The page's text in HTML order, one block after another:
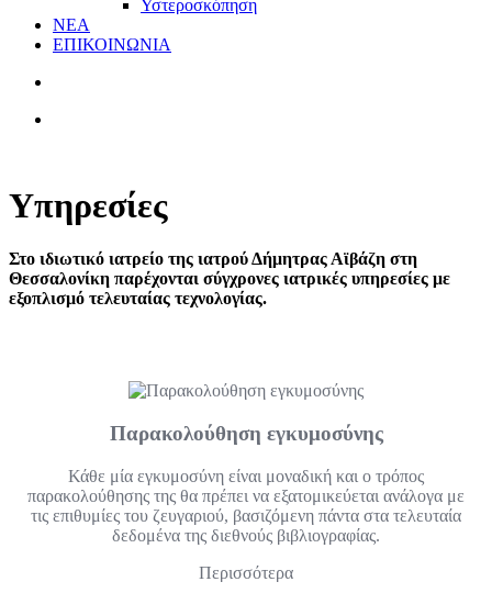
Υστεροσκόπηση
ΝΕΑ
ΕΠΙΚΟΙΝΩΝΙΑ
Υπηρεσίες
Στο ιδιωτικό ιατρείο της ιατρού Δήμητρας Αϊβάζη στη
Θεσσαλονίκη παρέχονται σύγχρονες ιατρικές υπηρεσίες με
εξοπλισμό τελευταίας τεχνολογίας.
Παρακολούθηση εγκυμοσύνης
Κάθε μία εγκυμοσύνη είναι μοναδική και ο τρόπος
παρακολούθησης της θα πρέπει να εξατομικεύεται ανάλογα με
τις επιθυμίες του ζευγαριού, βασιζόμενη πάντα στα τελευταία
δεδομένα της διεθνούς βιβλιογραφίας.
Περισσότερα